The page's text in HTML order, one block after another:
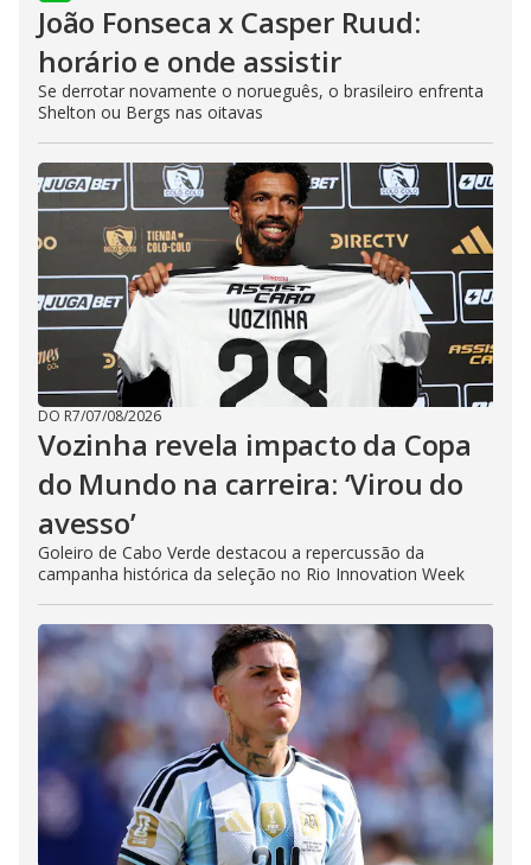
João Fonseca x Casper Ruud:
horário e onde assistir
Se derrotar novamente o norueguês, o brasileiro enfrenta
Shelton ou Bergs nas oitavas
DO R7/07/08/2026
Vozinha revela impacto da Copa
do Mundo na carreira: ‘Virou do
avesso’
Goleiro de Cabo Verde destacou a repercussão da
campanha histórica da seleção no Rio Innovation Week